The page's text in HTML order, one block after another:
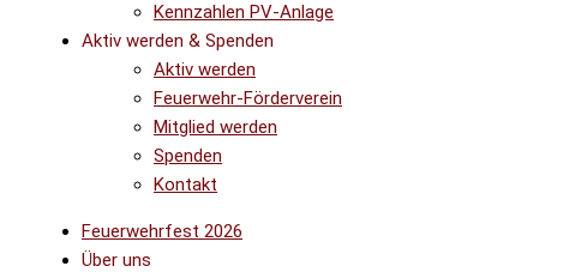
Kennzahlen PV-Anlage
Aktiv werden & Spenden
Aktiv werden
Feuerwehr-Förderverein
Mitglied werden
Spenden
Kontakt
Feuerwehrfest 2026
Über uns